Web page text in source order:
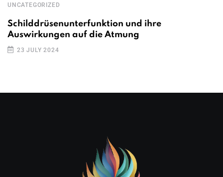
UNCATEGORIZED
Schilddrüsenunterfunktion und ihre
Auswirkungen auf die Atmung
23 JULY 2024